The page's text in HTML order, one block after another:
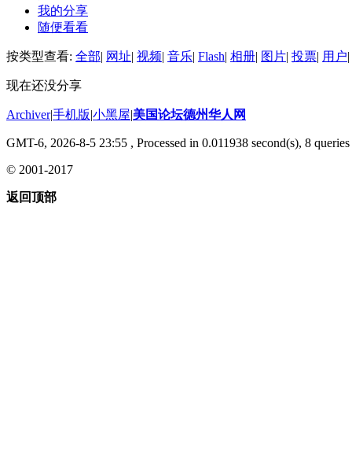
我的分享
随便看看
按类型查看: 全部| 网址| 视频| 音乐| Flash| 相册| 图片| 投票| 用户|
现在还没分享
Archiver|手机版|小黑屋|美国论坛德州华人网
GMT-6, 2026-8-5 23:55 , Processed in 0.011938 second(s), 8 queries
© 2001-2017
返回顶部